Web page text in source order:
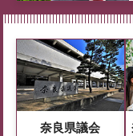
奈良県議会